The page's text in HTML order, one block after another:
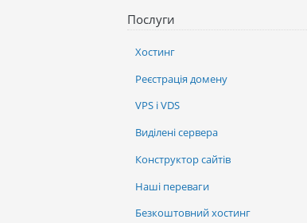
Послуги
Хостинг
Реєстрація домену
VPS і VDS
Виділені сервера
Конструктор сайтів
Наші переваги
Безкоштовний хостинг